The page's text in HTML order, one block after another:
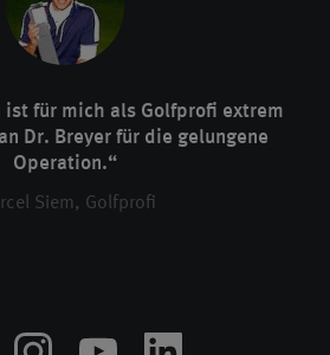
ist für mich als Golfprofi extrem
Dr. Breyer für die gelungene
Operation.“
Siem, Golfprofi